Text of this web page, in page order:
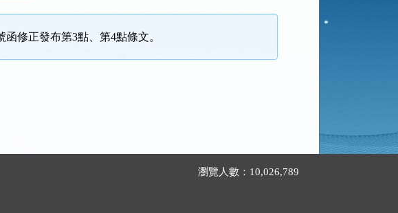
函修正發布第3點、第4點條文。
瀏覽人數：10,026,789